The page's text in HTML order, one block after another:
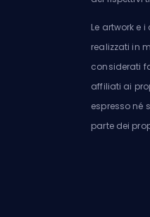
Le artwork e
realizzati in
considerati
affiliati ai
espresso né
parte dei